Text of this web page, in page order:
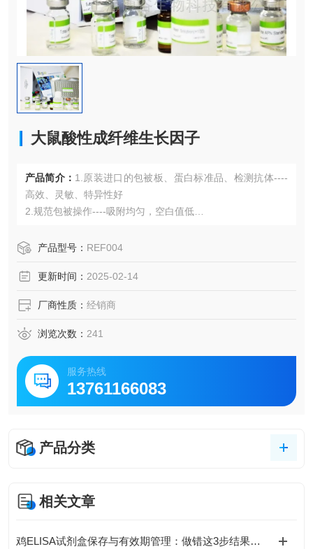
大鼠酸性成纤维生长因子
产品简介： 1.原装进口的包被板、蛋白标准品、检测抗体----
高效、灵敏、特异性好
2.规范包被操作----吸附均匀，空白值低
4.适用于血浆、血清、组织匀浆液、细胞培养上清液、尿液、
5.可检测动物类型丰富：人、猴、大鼠、小鼠、兔、猪、犬、
6.检测指标齐全：炎症因子、血管生成素、动脉粥样硬化因
子、趋化因子、生长因子、基质金属蛋白酶、脂肪因子等。
产品型号： REF004
更新时间： 2025-02-14
厂商性质： 经销商
浏览次数： 241
服务热线
13761166083
产品分类
相关文章
鸡ELISA试剂盒保存与有效期管理：做错这3步结果全废